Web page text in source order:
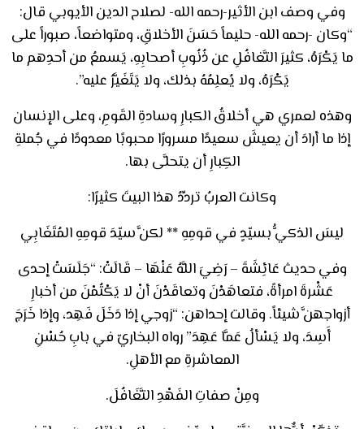
وفي وصف ابن الأثير-رحمه الله- لصلاح الدين الأيوبي قال:
“وكان -رحمه الله- حليماً حَسَنَ الأخلاقِ، ومتواضعاً، صبوراً على
ما يَكْرَهُ، كثيرَ التَّغافُلِ عن ذُنُوبِ أصحابِهِ، يَسمعُ من أحدِهم ما
يَكْرَهُ، ولا يُعلِمُهُ بذلك، ولا يَتَغَيَّرُ عليه”.
وهذه لعمري هي أخلاقُ الكبارِ وسادةِ القَومِ، وعلى الإنسان
إذا ما أرادَ أن يعيشَ سعيدًا مسرورًا محبوبًا معدودًا في جُملةِ
الكِبارِ أن يتحلَّى بها.
وكانت العربُ تردِّدُ هذا البيتَ كثيرًا:
ليسَ الذكيُّ بسيّدٍ في قومِهِ ** لكنَّ سيّدَ قومِهِ المُتَغَابِي
وفي حديث عَائِشَةَ – رَضِيَ اللَّهُ عَنْهَا – قَالَتْ: “جَلَسَتْ إحدى
عَشْرةَ امرأةً، فتعاهَدْنَ وتعاقَدْنَ أنْ لا يَكْتُمْنَ من أخبارِ
أزواجهنَّ شيئاً. وقالت إحداهن: “زوجي إذا دَخَلَ فَهِد، وإذا خَرَجَ
أَسِدَ، ولا يَسْألُ عَمَّا عَهِدَ” رواه البخاريّ في بابِ حُسْنِ
المعاشرةِ مع الأهلِ.
ومِنْ صفاتِ الفَهْدِ التَّغَافُلَ.